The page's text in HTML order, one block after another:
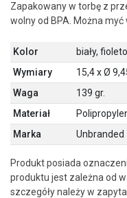
Zapakowany w torbę z
wolny od BPA. Można myć
Kolor
biały,
Wymiary
15,4 x Ø
Waga
139 gr.
Materiał
Marka
Unbranded
Produkt posiada
produktu jest zależna od
szczegóły należy w